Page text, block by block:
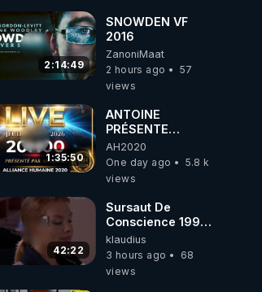
2:14:49
SNOWDEN VF
2016
ZanoniMaat
2 hours ago
57
views
1:35:50
ANTOINE
PRÉSENTE
AH2020 LE LIVE
20H ***DU
06/08/2026***
AH2020
One day ago
5.8 k
views
42:22
Sursaut De
Conscience 1998
- toujours
d'actualité ....Au
Dela Du Réel
klaudius
3 hours ago
68
views